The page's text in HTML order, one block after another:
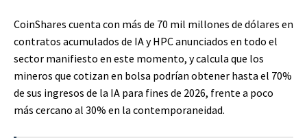
CoinShares cuenta con más de 70 mil millones de dólares en
contratos acumulados de IA y HPC anunciados en todo el
sector manifiesto en este momento, y calcula que los
mineros que cotizan en bolsa podrían obtener hasta el 70%
de sus ingresos de la IA para fines de 2026, frente a poco
más cercano al 30% en la contemporaneidad.